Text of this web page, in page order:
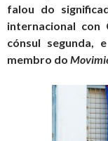
falou do
internacional con
cónsul segunda,
membro do